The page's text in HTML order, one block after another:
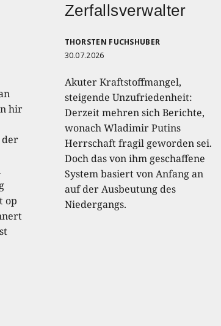
hir
der
op
Zerfallsverwalter
THORSTEN FUCHSHUBER
30.07.2026
Akuter Kraftstoffmangel,
steigende Unzufriedenheit:
Derzeit mehren sich Berichte,
wonach Wladimir Putins
Herrschaft fragil geworden sei.
Doch das von ihm geschaffene
System basiert von Anfang an
auf der Ausbeutung des
Niedergangs.